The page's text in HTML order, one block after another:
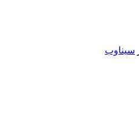
سیناوب